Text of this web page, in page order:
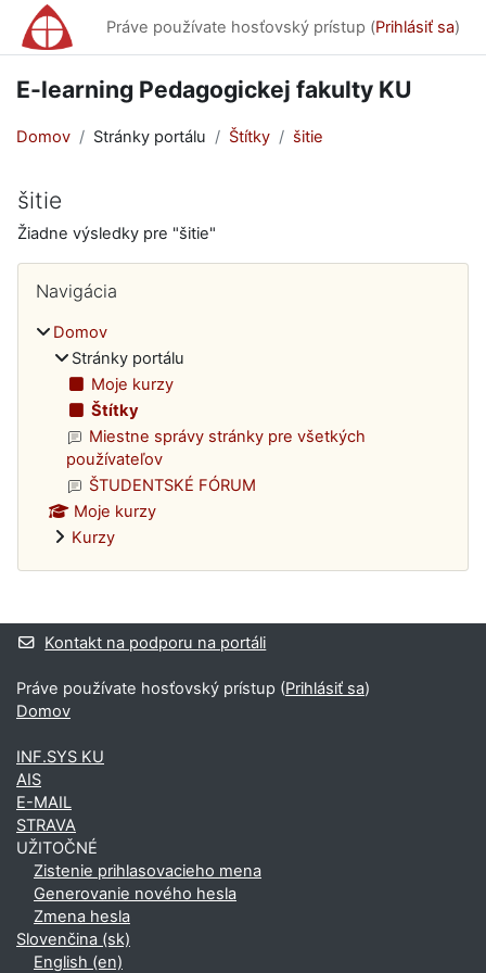
Preskočiť na hlavný obsah
Práve používate hosťovský prístup (Prihlásiť sa)
E-learning Pedagogickej fakulty KU
Domov Stránky portálu Štítky šitie
šitie
Žiadne výsledky pre "šitie"
Bloky
Navigácia
Domov
Stránky portálu
Moje kurzy
Štítky
Miestne správy stránky pre všetkých
používateľov
ŠTUDENTSKÉ FÓRUM
Moje kurzy
Kurzy
Dodatočné bloky
Kontakt na podporu na portáli
Práve používate hosťovský prístup (Prihlásiť sa)
Domov
INF.SYS KU
AIS
E-MAIL
STRAVA
UŽITOČNÉ
Zistenie prihlasovacieho mena
Generovanie nového hesla
Zmena hesla
Slovenčina ‎(sk)‎
English ‎(en)‎